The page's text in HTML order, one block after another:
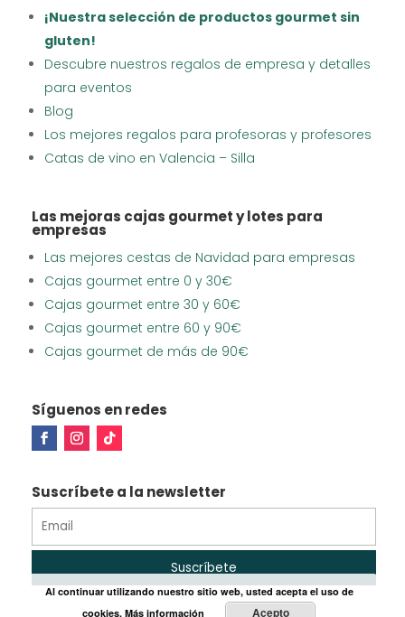
¡Nuestra selección de productos gourmet sin
gluten!
Descubre nuestros regalos de empresa y detalles
para eventos
Blog
Los mejores regalos para profesoras y profesores
Catas de vino en Valencia – Silla
Las mejoras cajas gourmet y lotes para
empresas
Las mejores cestas de Navidad para empresas
Cajas gourmet entre 0 y 30€
Cajas gourmet entre 30 y 60€
Cajas gourmet entre 60 y 90€
Cajas gourmet de más de 90€
Síguenos en redes
Suscríbete a la newsletter
Al continuar utilizando nuestro sitio web, usted acepta el uso de
cookies.Más información Acepto